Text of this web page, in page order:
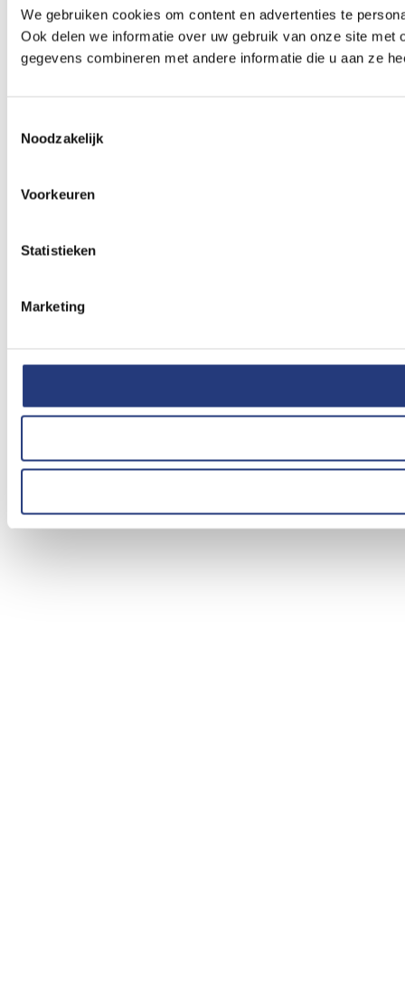
We gebruiken cookies om content en advertenties te
Ook delen we informatie over uw gebruik van onze site
gegevens combineren met andere informatie die u aan ze
Noodzakelijk
Voorkeuren
Statistieken
Marketing